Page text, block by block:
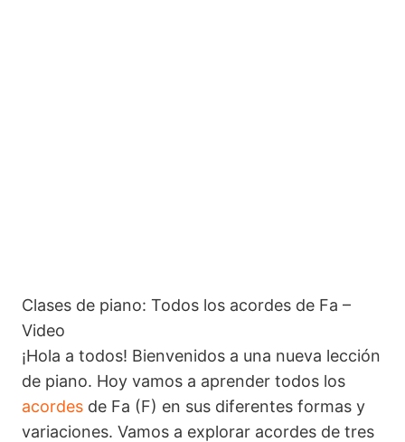
Lecciones
7 lecciones
Clases de piano: Todos los acordes de Fa –
Video
¡Hola a todos! Bienvenidos a una nueva lección
de piano. Hoy vamos a aprender todos los
acordes de Fa (F) en sus diferentes formas y
variaciones. Vamos a explorar acordes de tres